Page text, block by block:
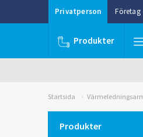
Privatperson Företag
Produkter
Startsida
Produkter